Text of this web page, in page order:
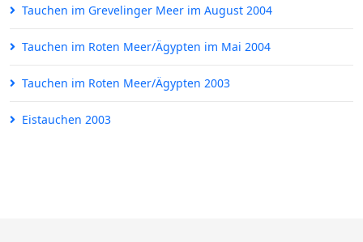
Tauchen im Grevelinger Meer im August 2004
Tauchen im Roten Meer/Ägypten im Mai 2004
Tauchen im Roten Meer/Ägypten 2003
Eistauchen 2003